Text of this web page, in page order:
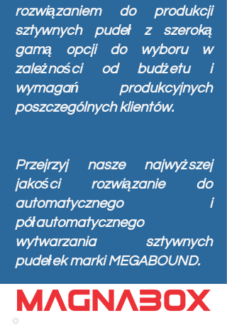
rozwiązaniem do produkcji
sztywnych pudeł z szeroką
gamą opcji do wyboru w
zależności od budżetu i
wymagań produkcyjnych
poszczególnych klientów.
Przejrzyj nasze najwyższej
jakości rozwiązanie do
automatycznego i
półautomatycznego
wytwarzania sztywnych
pudełek marki MEGABOUND.